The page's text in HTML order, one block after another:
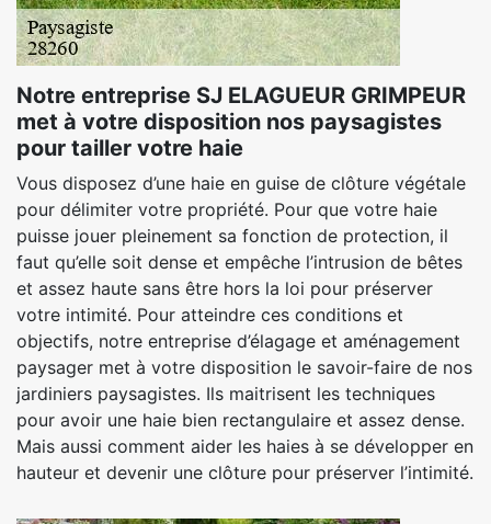
Notre entreprise SJ ELAGUEUR GRIMPEUR
met à votre disposition nos paysagistes
pour tailler votre haie
Vous disposez d’une haie en guise de clôture végétale
pour délimiter votre propriété. Pour que votre haie
puisse jouer pleinement sa fonction de protection, il
faut qu’elle soit dense et empêche l’intrusion de bêtes
et assez haute sans être hors la loi pour préserver
votre intimité. Pour atteindre ces conditions et
objectifs, notre entreprise d’élagage et aménagement
paysager met à votre disposition le savoir-faire de nos
jardiniers paysagistes. Ils maitrisent les techniques
pour avoir une haie bien rectangulaire et assez dense.
Mais aussi comment aider les haies à se développer en
hauteur et devenir une clôture pour préserver l’intimité.